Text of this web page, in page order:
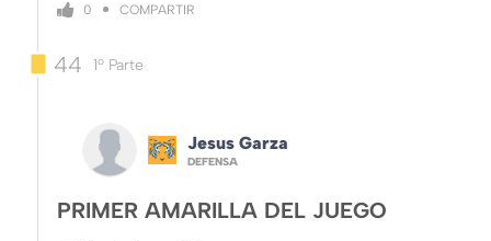
0 COMPARTIR
44 1º Parte
Jesus Garza
DEFENSA
PRIMER AMARILLA DEL JUEGO